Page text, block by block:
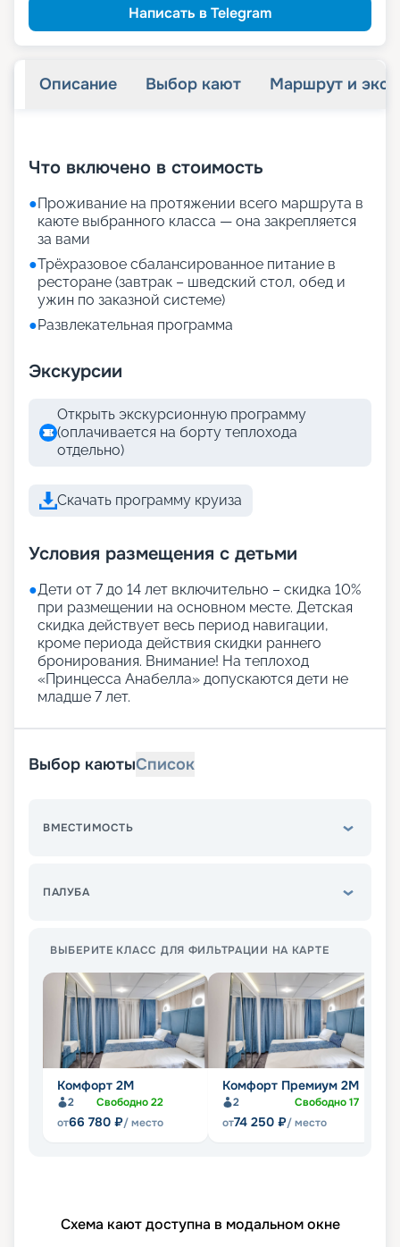
Написать в Telegram
Описание Выбор кают Маршрут и
Что включено в стоимость
●Проживание на протяжении всего маршрута в
каюте выбранного класса — она закрепляется
за вами
●Трёхразовое сбалансированное питание в
ресторане (завтрак – шведский стол, обед и
ужин по заказной системе)
●Развлекательная программа
Экскурсии
Открыть экскурсионную программу
(оплачивается на борту теплохода
отдельно)
Скачать программу круиза
Условия размещения с детьми
●Дети от 7 до 14 лет включительно – скидка 10%
при размещении на основном месте. Детская
скидка действует весь период навигации,
кроме периода действия скидки раннего
бронирования. Внимание! На теплоход
«Принцесса Анабелла» допускаются дети не
младше 7 лет.
Выбор каютыСписок
ВМЕСТИМОСТЬ
ПАЛУБА
ВЫБЕРИТЕ КЛАСС ДЛЯ ФИЛЬТРАЦИИ НА КАРТЕ
Комфорт 2M
2 Свободно22
от66 780 ₽/ место
Комфорт Премиум 2M
2 Свободно17
от74 250 ₽/ место
Схема кают доступна в модальном окне